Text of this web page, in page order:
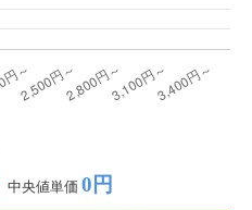
中央値単価 0円